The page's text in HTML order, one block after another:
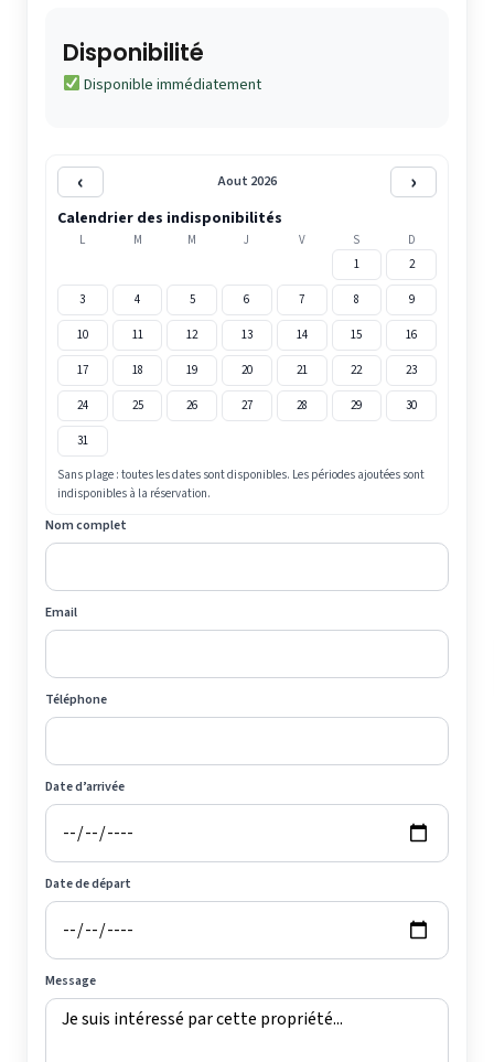
Disponibilité
Disponible immédiatement
‹ Aout 2026 ›
Calendrier des indisponibilités
L M M J V S
D
1
2
3 4 5 6 7 8 9
10 11 12 13 14 15 16
17 18 19 20 21 22 23
24 25 26 27 28 29 30
31
Sans plage : toutes les dates sont disponibles. Les périodes ajoutées sont
indisponibles à la réservation.
Nom complet
Email
Téléphone
Date d’arrivée
Date de départ
Message